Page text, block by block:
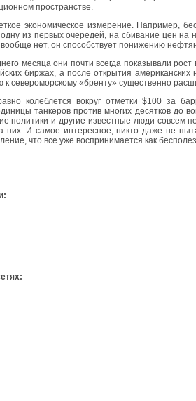
пространстве.
экономическое измерение. Например,
из первых очередей, на сбивание цен
нет, он способствует понижению
месяца они почти всегда показывали
биржах, а после открытия
к североморскому «бренту» существенно
колеблется вокруг отметки $100 за
танкеров против многих десятков до
политики и другие известные люди совсем
них. И самое интересное, никто даже не
что все уже воспринимается как